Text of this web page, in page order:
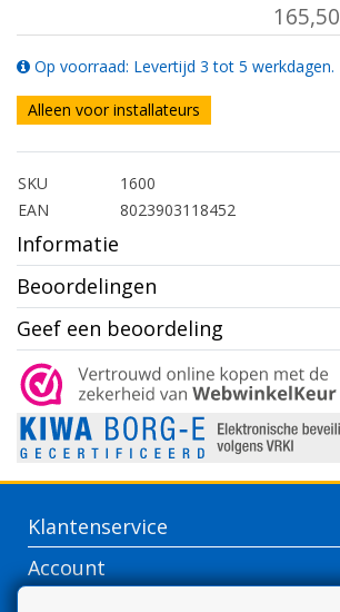
165,50
Op voorraad: Levertijd 3 tot 5 werkdagen.
Alleen voor installateurs
SKU
1600
EAN
8023903118452
Informatie
Beoordelingen
Geef een beoordeling
Klantenservice
Account